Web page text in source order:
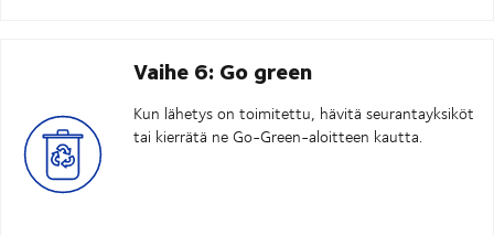
Vaihe 6: Go green
Kun lähetys on toimitettu, hävitä seurantayksiköt
tai kierrätä ne Go-Green-aloitteen kautta.